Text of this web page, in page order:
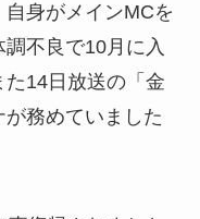
身がメインMCを
不良で10月に入
た14日放送の「金
務めていました